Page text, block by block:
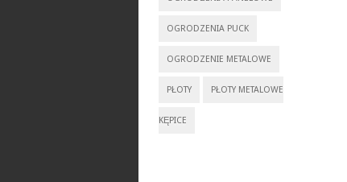
OGRODZENIA PUCK
OGRODZENIE METALOWE
PŁOTY PŁOTY METALOWE
KĘPICE